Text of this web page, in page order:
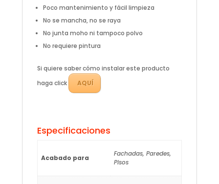
Poco mantenimiento y fácil limpieza
No se mancha, no se raya
No junta moho ni tampoco polvo
No requiere pintura
Si quiere saber cómo instalar este producto
haga click
AQUÍ
Especificaciones
Acabado para
Fachadas, Paredes,
Pisos